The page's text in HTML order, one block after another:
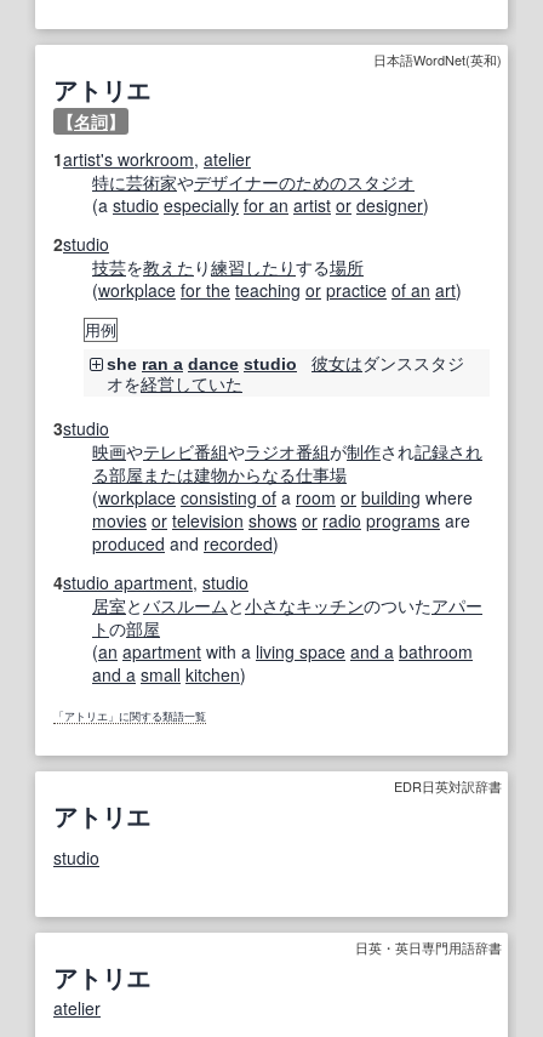
日本語WordNet(英和)
アトリエ
【名詞】
1artist's workroom, atelier
特に芸術家やデザイナーのためのスタジオ
(a studio especially for an artist or designer)
2studio
技芸を教えた り練習 したりする場所
(workplace for the teaching or practice of an art)
用例
she ran a dance studio 彼女はダンススタジ
オを経営していた
3studio
映画やテレビ番組やラジオ番組が制作され記録され
る部屋 または建物からなる仕事場
(workplace consisting of a room or building where
movies or television shows or radio programs are
produced and recorded)
4studio apartment, studio
居室とバスルーム と小さなキッチンのついたアパー
トの部屋
(an apartment with a living space and a bathroom
and a small kitchen)
「アトリエ」に関する類語一覧
EDR日英対訳辞書
アトリエ
studio
日英・英日専門用語辞書
アトリエ
atelier